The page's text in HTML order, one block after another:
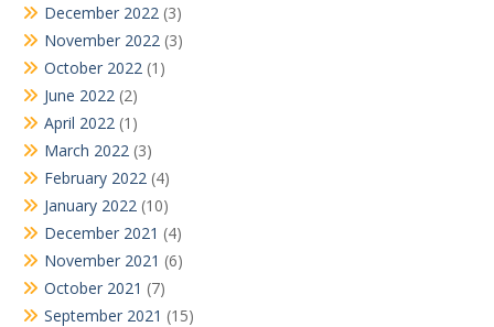
December 2022 (3)
November 2022 (3)
October 2022 (1)
June 2022 (2)
April 2022 (1)
March 2022 (3)
February 2022 (4)
January 2022 (10)
December 2021 (4)
November 2021 (6)
October 2021 (7)
September 2021 (15)